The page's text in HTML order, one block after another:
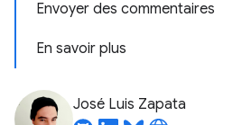
Envoyer des commentaires
En savoir plus
José Luis Zapata